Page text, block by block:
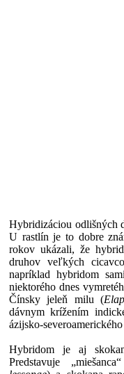
Hybridizáciou odlišných
U rastlín je to dobre
rokov ukázali, že
druhov veľkých
napríklad hybridom
niektorého dnes
Čínsky jeleň milu (
dávnym krížením
ázijsko-
Hybridom je aj
Predstavuje